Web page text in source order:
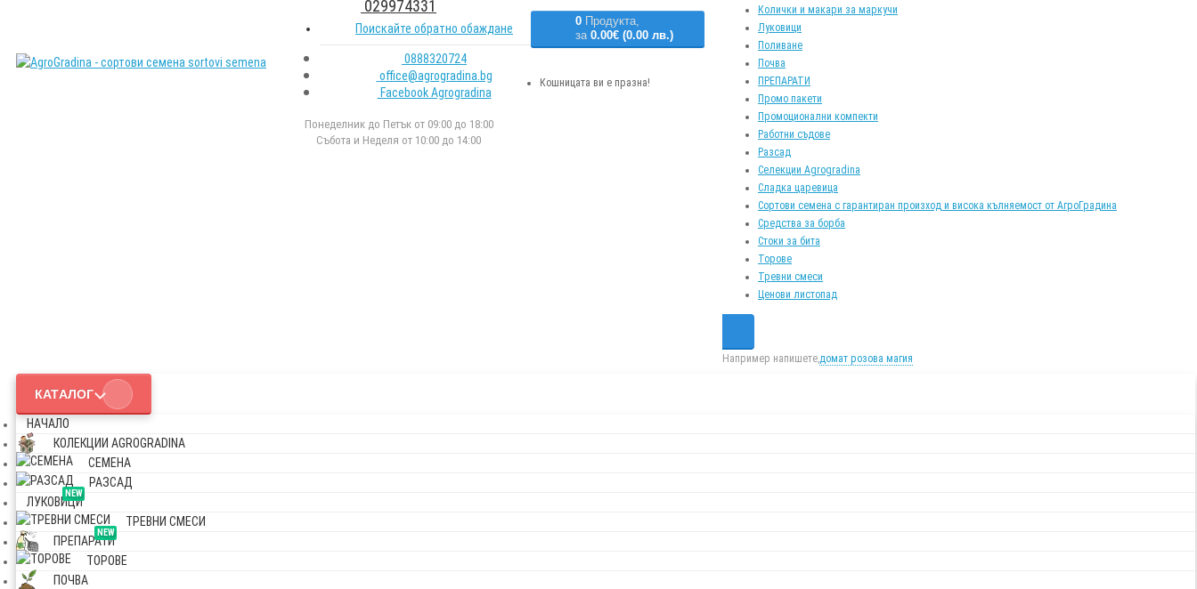
029974331
Поискайте обратно обаждане
0888320724
office@agrogradina.bg
Facebook Agrogradina
Понеделник до Петък от 09:00 до 18:00
Събота и Неделя от 10:00 до 14:00
0 Продукта,
за 0.00€ (0.00 лв.)
Кошницата ви е празна!
Колички и макари за маркучи
Луковици
Поливане
Почва
ПРЕПАРАТИ
Промо пакети
Промоционални компекти
Работни съдове
Разсад
Селекции Agrogradina
Сладка царевица
Сортови семена с гарантиран произход и висока кълняемост от АгроГрадина
Средства за борба
Стоки за бита
Торове
Тревни смеси
Ценови листопад
Например напишете,домат розова магия
КАТАЛОГ
НАЧАЛО
КОЛЕКЦИИ AGROGRADINA
СЕМЕНА
РАЗСАД
NEW
ЛУКОВИЦИ
ТРЕВНИ СМЕСИ
NEW
ПРЕПАРАТИ
ТОРОВЕ
ПОЧВА